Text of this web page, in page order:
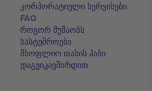
კორპორატიული სერვისები
FAQ
როგორ მუშაობს
სასტუმროები
მსოფლიო თასის ჰაბი
დაგვიკავშირდით